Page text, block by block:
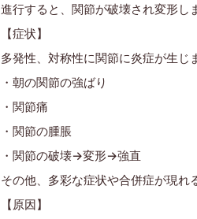
進行すると、関節が破壊され変形し
【症状】
多発性、対称性に関節に炎症が生じ
・朝の関節の強ばり
・関節痛
・関節の腫脹
・関節の破壊→変形→強直
その他、多彩な症状や合併症が現れ
【原因】